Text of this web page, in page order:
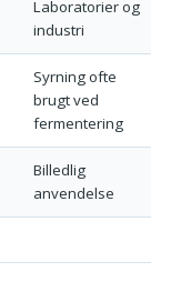
Laboratorier og
industri
Syrning ofte
brugt ved
fermentering
Billedlig
anvendelse